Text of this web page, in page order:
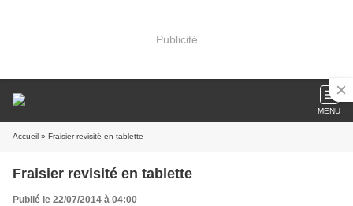
Publicité
MENU
Accueil » Fraisier revisité en tablette
Fraisier revisité en tablette
Publié le 22/07/2014 à 04:00